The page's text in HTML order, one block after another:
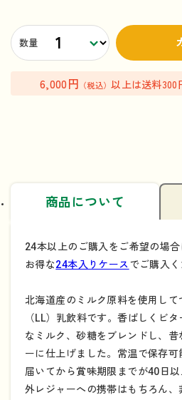
数量
6,000円 （税込）以上は送料300
商品について
24本以上のご購入をご希望の場
お得な24本入りケースでご購入く
北海道産のミルク原料を使用して
（LL）乳飲料です。香ばしくビ
なミルク、砂糖をブレンドし、
ーに仕上げました。常温で保存
届いてから賞味期限までが40日
外レジャーへの携帯はもちろん、